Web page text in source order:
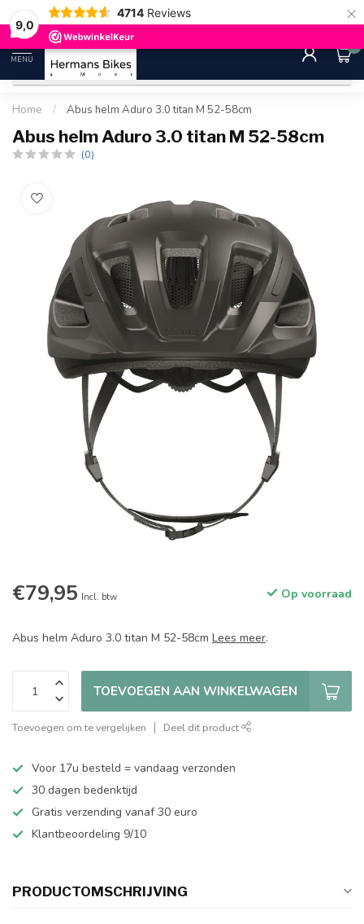
9,0
4714 Reviews ×
30 dagen bedenktijd Gratis
MENU
0
Home / Abus helm Aduro 3.0 titan M 52-58cm
Abus helm Aduro 3.0 titan M 52-58cm
(0)
€79,95 Incl. btw Op voorraad
Abus helm Aduro 3.0 titan M 52-58cm Lees meer.
TOEVOEGEN AAN WINKELWAGEN
Toevoegen om te vergelijken Deel dit product
Voor 17u besteld = vandaag verzonden
30 dagen bedenktijd
Gratis verzending vanaf 30 euro
Klantbeoordeling 9/10
PRODUCTOMSCHRIJVING